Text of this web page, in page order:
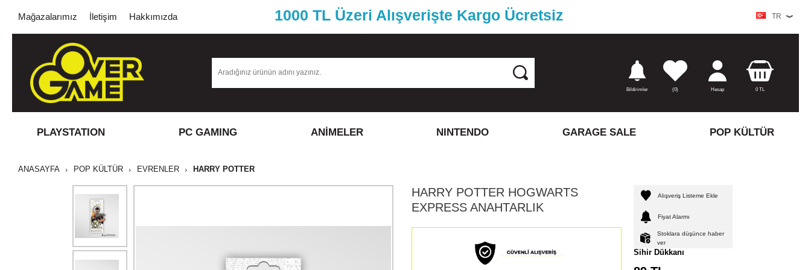
Mağazalarımız İletişim Hakkımızda 1000 TL Üzeri Alışverişte Kargo Ücretsiz TR
Bildirimler (0) Hesap 0TL
PLAYSTATION PC GAMING ANİMELER NINTENDO GARAGE SALE POP KÜLTÜR
ANASAYFA POP KÜLTÜR EVRENLER HARRY POTTER
HARRY POTTER HOGWARTS
EXPRESS ANAHTARLIK
Alışveriş Listeme Ekle
Fiyat Alarmı
Stoklara düşünce haber
ver
Sihir Dükkanı